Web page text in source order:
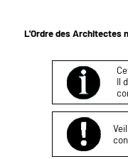
L'Ordre des Architectes
Il